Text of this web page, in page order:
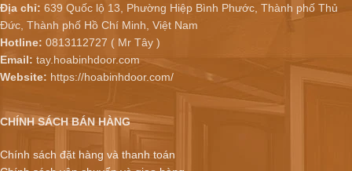
Địa chỉ: 639 Quốc lộ 13, Phường Hiệp Bình Phước, Thành phố Thủ
Đức, Thành phố Hồ Chí Minh, Việt Nam
Hotline: 0813112727 ( Mr Tây )
Email: tay.hoabinhdoor.com
Website: https://hoabinhdoor.com/
CHÍNH SÁCH BÁN HÀNG
Chính sách đặt hàng và thanh toán